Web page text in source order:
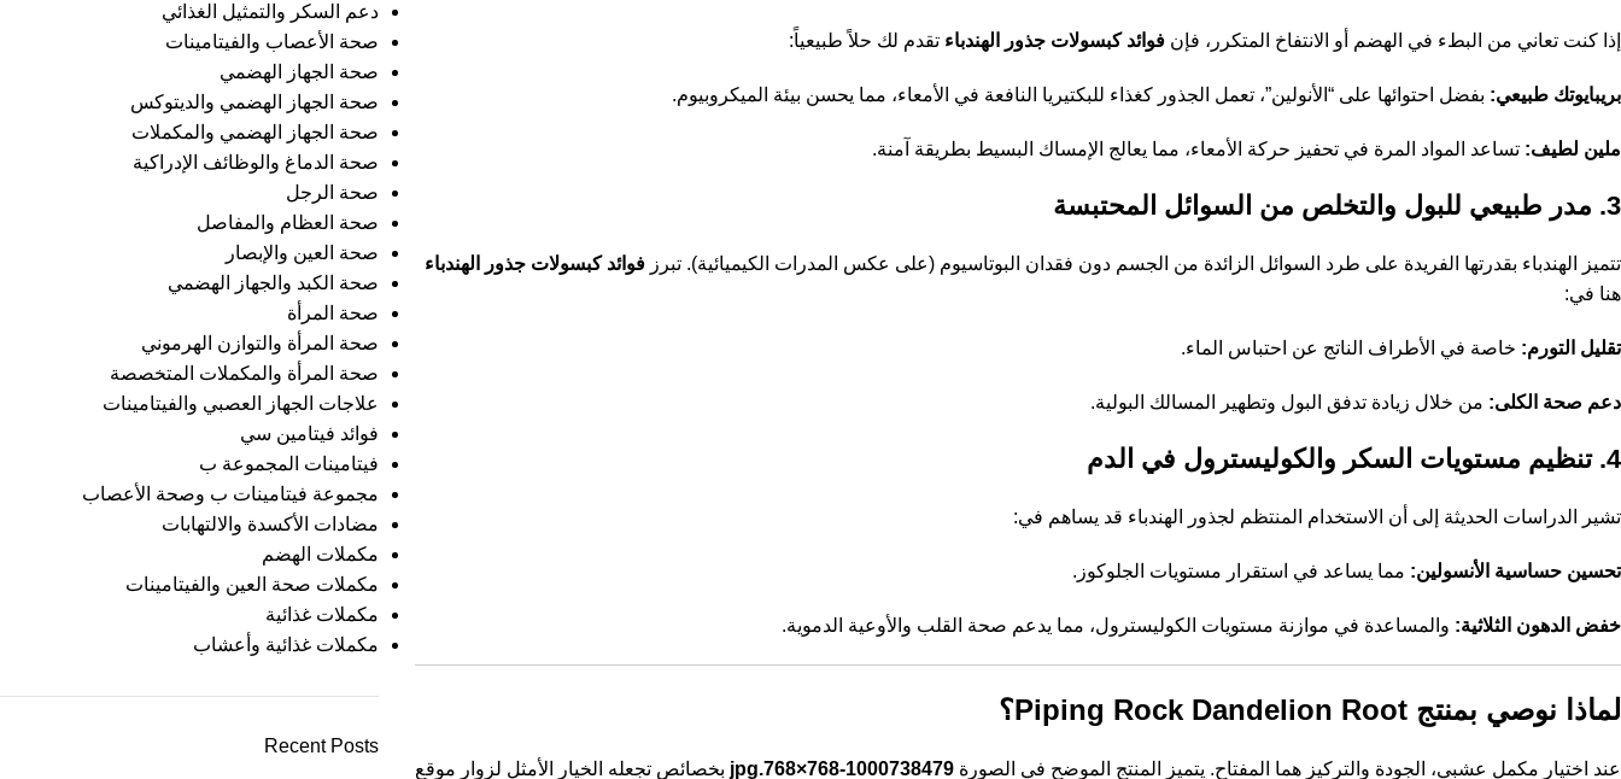
إذا كنت تعاني من البطء في الهضم أو الانتفاخ المتكرر، فإن فوائد كبسولات جذور الهندباء تقدم لك حلاً طبيعياً:
بريبايوتك طبيعي: بفضل احتوائها على “الأنولين”، تعمل الجذور كغذاء للبكتيريا النافعة في الأمعاء، مما يحسن بيئة الميكروبيوم.
ملين لطيف: تساعد المواد المرة في تحفيز حركة الأمعاء، مما يعالج الإمساك البسيط بطريقة آمنة.
3. مدر طبيعي للبول والتخلص من السوائل المحتبسة
تتميز الهندباء بقدرتها الفريدة على طرد السوائل الزائدة من الجسم دون فقدان البوتاسيوم (على عكس المدرات الكيميائية). تبرز فوائد كبسولات جذور الهندباء
هنا في:
تقليل التورم: خاصة في الأطراف الناتج عن احتباس الماء.
دعم صحة الكلى: من خلال زيادة تدفق البول وتطهير المسالك البولية.
4. تنظيم مستويات السكر والكوليسترول في الدم
تشير الدراسات الحديثة إلى أن الاستخدام المنتظم لجذور الهندباء قد يساهم في:
تحسين حساسية الأنسولين: مما يساعد في استقرار مستويات الجلوكوز.
خفض الدهون الثلاثية: والمساعدة في موازنة مستويات الكوليسترول، مما يدعم صحة القلب والأوعية الدموية.
لماذا نوصي بمنتج Piping Rock Dandelion Root؟
عند اختيار مكمل عشبي، الجودة والتركيز هما المفتاح. يتميز المنتج الموضح في الصورة 1000738479-768×768.jpg
بخصائص تجعله الخيار الأمثل لزوار موقع
دعم السكر والتمثيل الغذائي
صحة الأعصاب والفيتامينات
صحة الجهاز الهضمي
صحة الجهاز الهضمي والديتوكس
صحة الجهاز الهضمي والمكملات
صحة الدماغ والوظائف الإدراكية
صحة الرجل
صحة العظام والمفاصل
صحة العين والإبصار
صحة الكبد والجهاز الهضمي
صحة المرأة
صحة المرأة والتوازن الهرموني
صحة المرأة والمكملات المتخصصة
علاجات الجهاز العصبي والفيتامينات
فوائد فيتامين سي
فيتامينات المجموعة ب
مجموعة فيتامينات ب وصحة الأعصاب
مضادات الأكسدة والالتهابات
مكملات الهضم
مكملات صحة العين والفيتامينات
مكملات غذائية
مكملات غذائية وأعشاب
Recent Posts